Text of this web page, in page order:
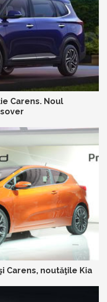
Carens. Noul
Carens, noutăţile Kia